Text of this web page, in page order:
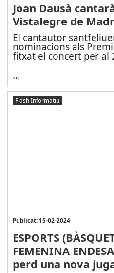
Joan Dausà
Vistalegre de
El cantautor
nominacions als
fitxat el concert per al
...
Flash Informatiu
Publicat: 15-02-2024
ESPORTS
FEMENINA
perd una nova